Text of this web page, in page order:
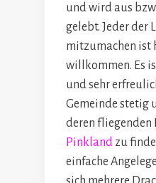
und wird aus
gelebt. Jeder der
mitzumachen ist
willkommen. Es
und sehr
Gemeinde stetig
deren fliegenden
Pinkland zu
einfache